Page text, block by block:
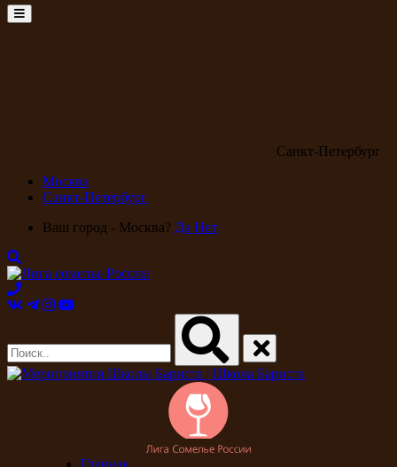
Menu
Санкт-Петербург
Москва
Санкт-Петербург
Ваш город - Москва? Да Нет
Главная